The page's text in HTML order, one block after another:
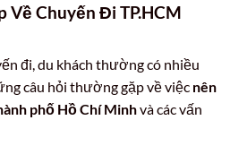
Về Chuyến Đi TP.HCM
đi, du khách thường có nhiều
câu hỏi thường gặp về việc nên
phố Hồ Chí Minhvà các vấn